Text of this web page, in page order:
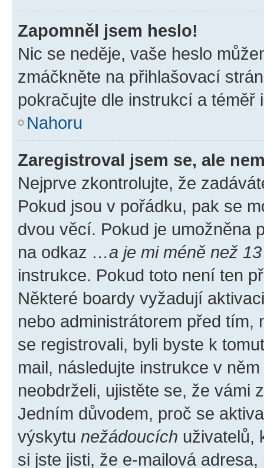
Zapomněl jsem heslo!
Nic se neděje, vaše heslo
zmáčkněte na přihlašovací
pokračujte dle instrukcí a téměř
Nahoru
Zaregistroval jsem se, ale
Nejprve zkontrolujte, že
Pokud jsou v pořádku, pak se
dvou věcí. Pokud je umožněna
na odkaz …a je mi méně než
instrukce. Pokud toto není ten
Některé boardy vyžadují
nebo administrátorem před tím,
se registrovali, byli byste k
mail, následujte instrukce v
neobdrželi, ujistěte se, že vámi
Jedním důvodem, proč se
výskytu nežádoucích uživatelů,
si jste jisti, že e-mailová